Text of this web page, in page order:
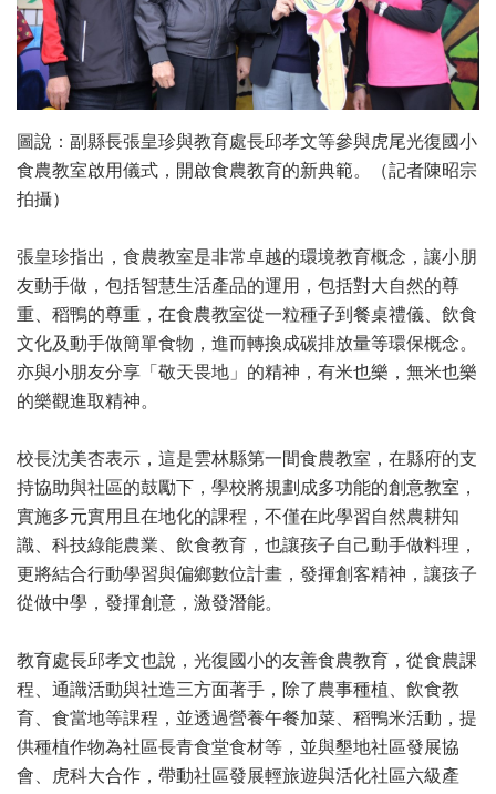
圖說：副縣長張皇珍與教育處長邱孝文等參與虎尾光復國小
食農教室啟用儀式，開啟食農教育的新典範。（記者陳昭宗
拍攝）
張皇珍指出，食農教室是非常卓越的環境教育概念，讓小朋
友動手做，包括智慧生活產品的運用，包括對大自然的尊
重、稻鴨的尊重，在食農教室從一粒種子到餐桌禮儀、飲食
文化及動手做簡單食物，進而轉換成碳排放量等環保概念。
亦與小朋友分享「敬天畏地」的精神，有米也樂，無米也樂
的樂觀進取精神。
校長沈美杏表示，這是雲林縣第一間食農教室，在縣府的支
持協助與社區的鼓勵下，學校將規劃成多功能的創意教室，
實施多元實用且在地化的課程，不僅在此學習自然農耕知
識、科技綠能農業、飲食教育，也讓孩子自己動手做料理，
更將結合行動學習與偏鄉數位計畫，發揮創客精神，讓孩子
從做中學，發揮創意，激發潛能。
教育處長邱孝文也說，光復國小的友善食農教育，從食農課
程、通識活動與社造三方面著手，除了農事種植、飲食教
育、食當地等課程，並透過營養午餐加菜、稻鴨米活動，提
供種植作物為社區長青食堂食材等，並與墾地社區發展協
會、虎科大合作，帶動社區發展輕旅遊與活化社區六級產